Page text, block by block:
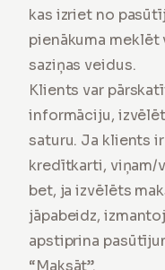
kas izriet no
pienākuma
saziņas veidus.
Klients var
informāciju,
saturu. Ja klients
kredītkarti, viņam/
bet, ja izvēlēts
jāpabeidz,
apstiprina
“Maksāt”.